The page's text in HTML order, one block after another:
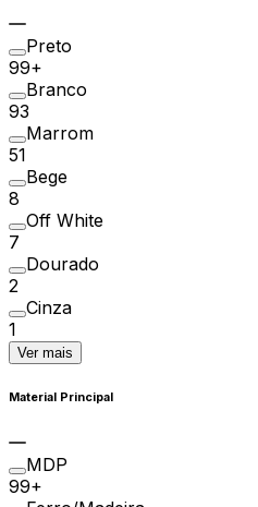
Preto
99+
Branco
93
Marrom
51
Bege
8
Off White
7
Dourado
2
Cinza
1
Ver mais
Material Principal
MDP
99+